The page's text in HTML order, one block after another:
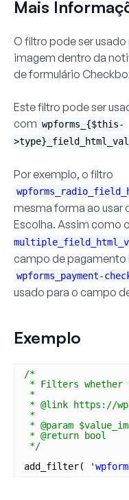
Mais
O filtro pode ser
imagem dentro da
de formulário
Este filtro pode ser
com wpforms_{$this-
Por exemplo, o filtro
mesma forma ao usar
Escolha. Assim como o
campo de pagamento
wpforms_payment-
usado para o campo
Exemplo
/*
* Filters whether
*
* @link https://
*
* @param
* @return bool
*/
add_filter(